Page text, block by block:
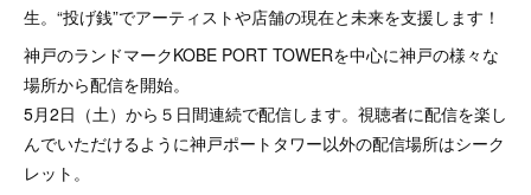
生。“投げ銭”でアーティストや店舗の現在と未来を支援します！
神戸のランドマークKOBE PORT TOWERを中心に神戸の様々な
場所から配信を開始。
5月2日（土）から５日間連続で配信します。視聴者に配信を楽し
んでいただけるように神戸ポートタワー以外の配信場所はシーク
レット。